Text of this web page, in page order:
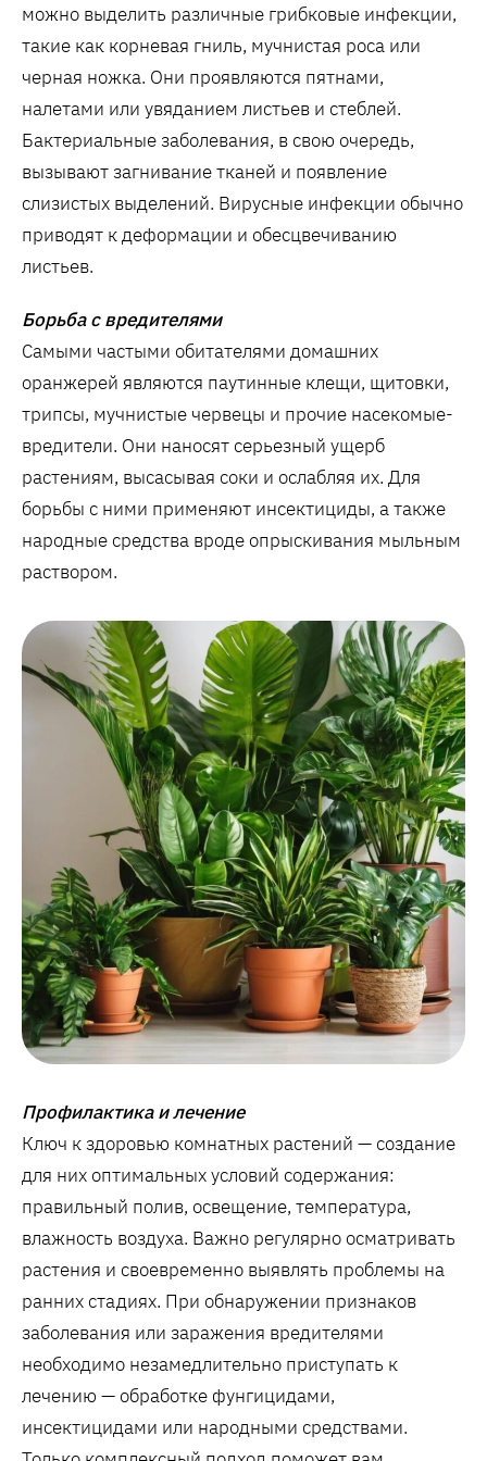
можно выделить различные грибковые инфекции,
такие как корневая гниль, мучнистая роса или
черная ножка. Они проявляются пятнами,
налетами или увяданием листьев и стеблей.
Бактериальные заболевания, в свою очередь,
вызывают загнивание тканей и появление
слизистых выделений. Вирусные инфекции обычно
приводят к деформации и обесцвечиванию
листьев.
Борьба с вредителями
Самыми частыми обитателями домашних
оранжерей являются паутинные клещи, щитовки,
трипсы, мучнистые червецы и прочие насекомые-
вредители. Они наносят серьезный ущерб
растениям, высасывая соки и ослабляя их. Для
борьбы с ними применяют инсектициды, а также
народные средства вроде опрыскивания мыльным
раствором.
Профилактика и лечение
Ключ к здоровью комнатных растений — создание
для них оптимальных условий содержания:
правильный полив, освещение, температура,
влажность воздуха. Важно регулярно осматривать
растения и своевременно выявлять проблемы на
ранних стадиях. При обнаружении признаков
заболевания или заражения вредителями
необходимо незамедлительно приступать к
лечению — обработке фунгицидами,
инсектицидами или народными средствами.